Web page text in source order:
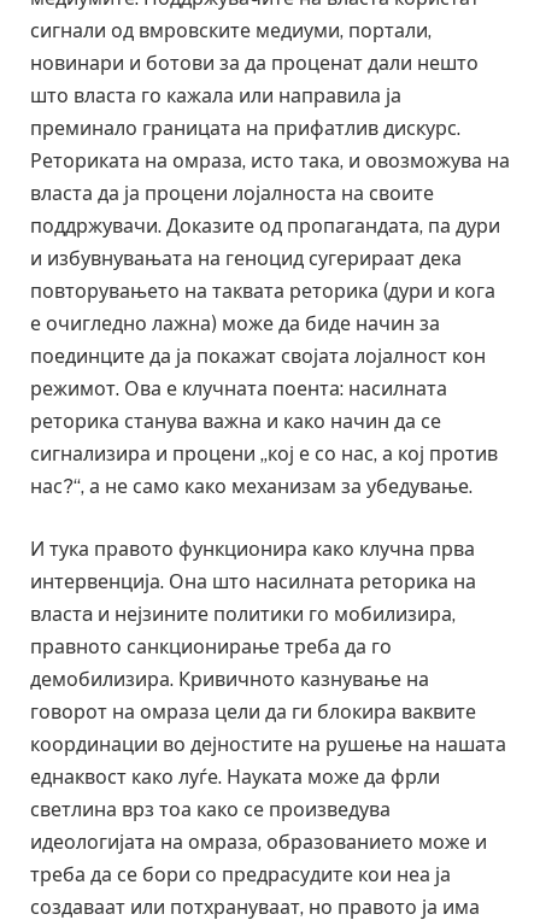
сигнали од вмровските медиуми, портали,
новинари и ботови за да проценат дали нешто
што власта го кажала или направила ја
преминало границата на прифатлив дискурс.
Реториката на омраза, исто така, и овозможува на
власта да ја процени лојалноста на своите
поддржувачи. Доказите од пропагандата, па дури
и избувнувањата на геноцид сугерираат дека
повторувањето на таквата реторика (дури и кога
е очигледно лажна) може да биде начин за
поединците да ја покажат својата лојалност кон
режимот. Ова е клучната поента: насилната
реторика станува важна и како начин да се
сигнализира и процени „кој е со нас, а кој против
нас?“, а не само како механизам за убедување.
И тука правото функционира како клучна прва
интервенција. Она што насилната реторика на
властa и нејзините политики го мобилизира,
правното санкционирање треба да го
демобилизира. Кривичното казнување на
говорот на омраза цели да ги блокира ваквите
координации во дејностите на рушење на нашата
еднаквост како луѓе. Науката може да фрли
светлина врз тоа како се произведува
идеологијата на омраза, образованието може и
треба да се бори со предрасудите кои неа ја
создаваат или потхрануваат, но правото ја има